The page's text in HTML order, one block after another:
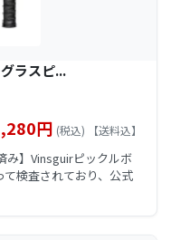
ラスピ...
円 (税込) 【送料込】
み】Vinsguirピックルボ
検査されており、公式